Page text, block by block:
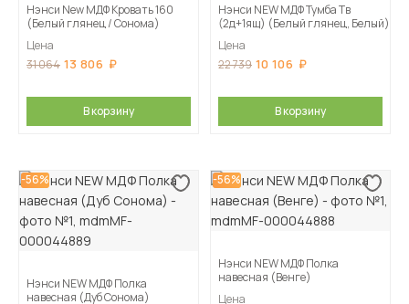
Нэнси New МДФ Кровать 160
(Белый глянец / Сонома)
Цена
31 064 13 806
В корзину
Нэнси NEW МДФ Тумба Тв
(2д+1ящ) (Белый глянец, Белый)
Цена
22 739 10 106
В корзину
-56%
Нэнси NEW МДФ Полка
навесная (Дуб Сонома)
-56%
Нэнси NEW МДФ Полка
навесная (Венге)
Цена